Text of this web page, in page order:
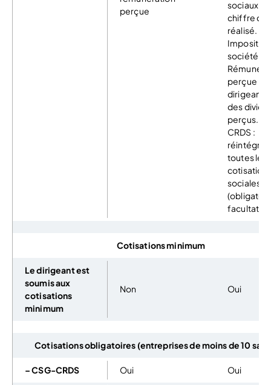
perçue
sociaux
chiffre
réalisé.
Imposition
société à
perçue
dirigeant
des
perçus.
CRDS :
toutes les
sociales
Cotisations minimum
Le dirigeant est
soumis aux
cotisations
minimum
Non Oui
Cotisations obligatoires (entreprises de moins de 10
– CSG-CRDS Oui Oui